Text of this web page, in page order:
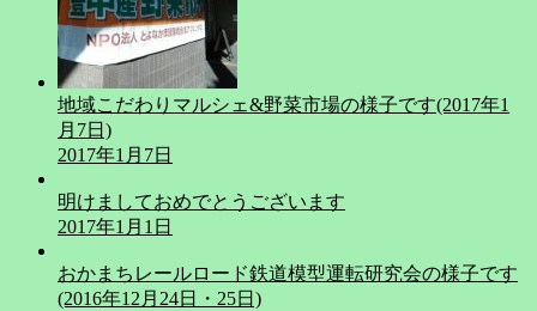
地域こだわりマルシェ&野菜市場の様子です(2017年1
月7日)
2017年1月7日
明けましておめでとうございます
2017年1月1日
おかまちレールロード鉄道模型運転研究会の様子です
(2016年12月24日・25日)